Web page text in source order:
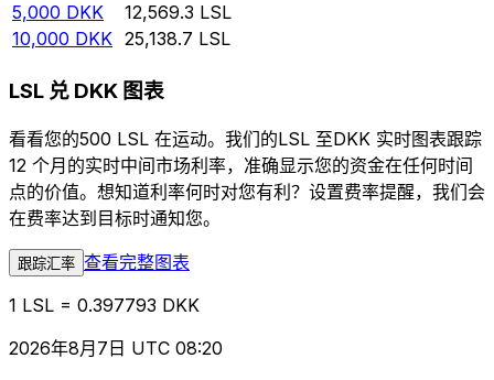
5,000 DKK 12,569.3 LSL
10,000 DKK 25,138.7 LSL
LSL 兑 DKK 图表
看看您的500 LSL 在运动。我们的LSL 至DKK 实时图表跟踪
12 个月的实时中间市场利率，准确显示您的资金在任何时间
点的价值。想知道利率何时对您有利？设置费率提醒，我们会
在费率达到目标时通知您。
跟踪汇率 查看完整图表
1 LSL = 0.397793 DKK
2026年8月7日 UTC 08:20